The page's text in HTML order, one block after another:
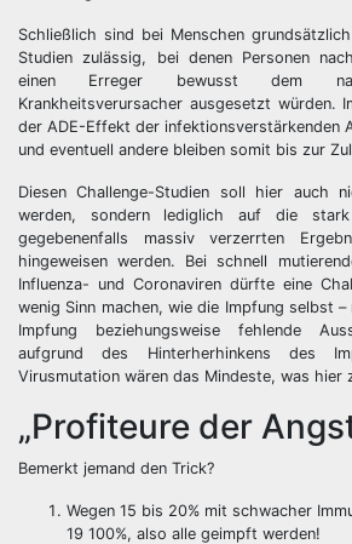
Schließlich sind bei Menschen
Studien zulässig, bei denen Personen
einen Erreger bewusst dem
Krankheitsverursacher ausgesetzt würden.
der ADE-Effekt der infektionsverstärkenden
und eventuell andere bleiben somit bis zur
Diesen Challenge-Studien soll hier auch
werden, sondern lediglich auf die stark
gegebenenfalls massiv verzerrten
hingeweisen werden. Bei schnell
Influenza- und Coronaviren dürfte eine
wenig Sinn machen, wie die Impfung selbst
Impfung beziehungsweise fehlende
aufgrund des Hinterherhinkens des
Virusmutation wären das Mindeste, was hier
„Profiteure der
Bemerkt jemand den Trick?
Wegen 15 bis 20% mit schwacher
19 100%, also alle geimpft werden!